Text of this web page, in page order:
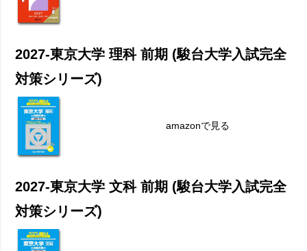
2027-東京大学 理科 前期 (駿台大学入試完全
対策シリーズ)
amazonで見る
2027-東京大学 文科 前期 (駿台大学入試完全
対策シリーズ)